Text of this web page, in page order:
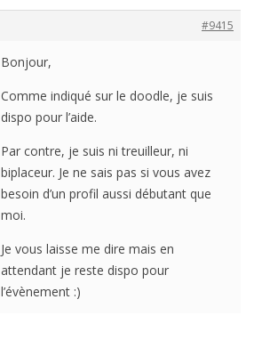
#9415
Bonjour,
Comme indiqué sur le doodle, je suis
dispo pour l’aide.
Par contre, je suis ni treuilleur, ni
biplaceur. Je ne sais pas si vous avez
besoin d’un profil aussi débutant que
moi.
Je vous laisse me dire mais en
attendant je reste dispo pour
l’évènement :)